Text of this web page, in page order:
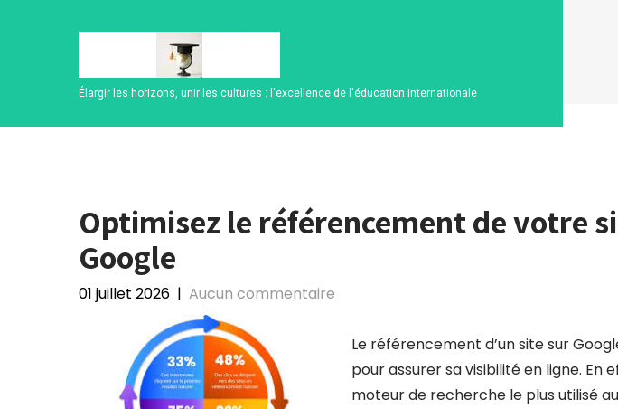
Élargir les horizons, unir les cultures : l'excellence de l'éducation internationale
Optimisez le référencement de votre
Google
01 juillet 2026 | Aucun commentaire
Le référencement d’un site sur
pour assurer sa visibilité en ligne. En
moteur de recherche le plus utilisé